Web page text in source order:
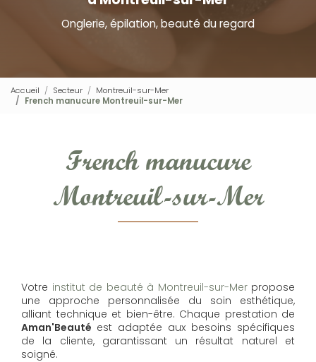
Onglerie, épilation, beauté du regard
Accueil Secteur
Montreuil-sur-Mer
French manucure Montreuil-sur-Mer
French manucure
Montreuil-sur-Mer
Votre institut de beauté à Montreuil-sur-Mer propose
une approche personnalisée du soin esthétique,
alliant technique et bien-être. Chaque prestation de
Aman'Beauté est adaptée aux besoins spécifiques
de la cliente, garantissant un résultat naturel et
soigné.